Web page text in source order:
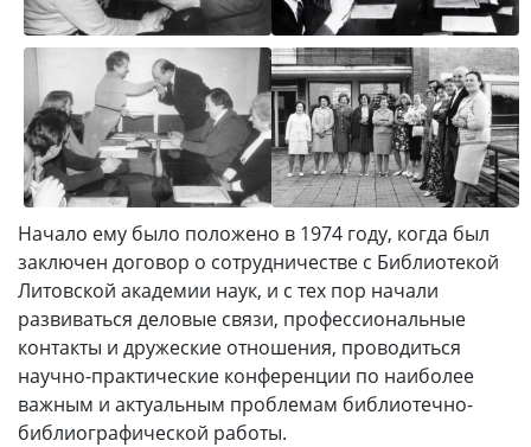
Начало ему было положено в 1974 году, когда был
заключен договор о сотрудничестве с Библиотекой
Литовской академии наук, и с тех пор начали
развиваться деловые связи, профессиональные
контакты и дружеские отношения, проводиться
научно-практические конференции по наиболее
важным и актуальным проблемам библиотечно-
библиографической работы.